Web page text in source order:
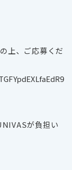
上、ご応募くだ
が負担い